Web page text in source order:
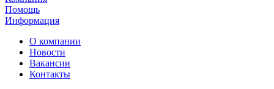
Помощь
Информация
О компании
Новости
Вакансии
Контакты